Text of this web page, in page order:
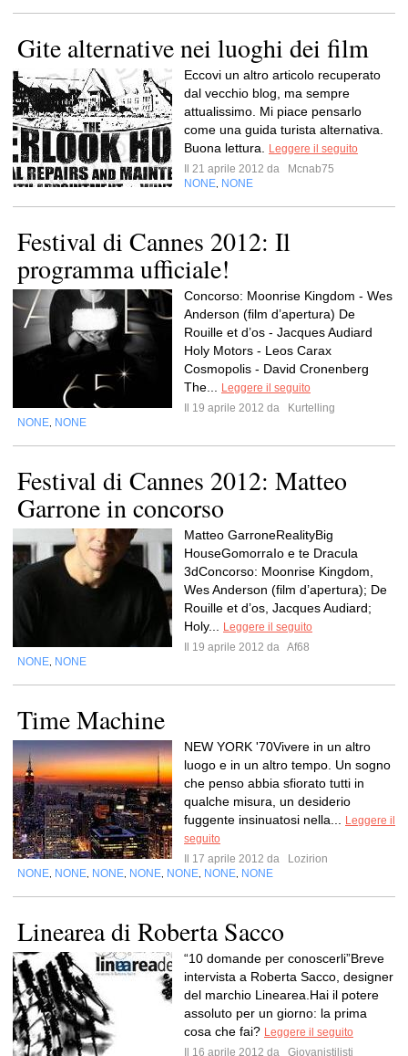
Gite alternative nei luoghi dei film
Eccovi un altro articolo recuperato
dal vecchio blog, ma sempre
attualissimo. Mi piace pensarlo
come una guida turista alternativa.
Buona lettura.
Leggere il seguito
Il 21 aprile 2012 da
Mcnab75
NONE NONE
Festival di Cannes 2012: Il
programma ufficiale!
Concorso: Moonrise Kingdom - Wes
Anderson (film d’apertura) De
Rouille et d’os - Jacques Audiard
Holy Motors - Leos Carax
Cosmopolis - David Cronenberg
The...
Leggere il seguito
Il 19 aprile 2012 da
Kurtelling
NONE NONE
Festival di Cannes 2012: Matteo
Garrone in concorso
Matteo GarroneRealityBig
HouseGomorraIo e te Dracula
3dConcorso: Moonrise Kingdom,
Wes Anderson (film d’apertura); De
Rouille et d’os, Jacques Audiard;
Holy...
Leggere il seguito
Il 19 aprile 2012 da Af68
NONE NONE
Time Machine
NEW YORK '70Vivere in un altro
luogo e in un altro tempo. Un sogno
che penso abbia sfiorato tutti in
qualche misura, un desiderio
fuggente insinuatosi nella...
Leggere il
seguito
Il 17 aprile 2012 da
Lozirion
NONE NONE NONE NONE NONE NONE NONE
Linearea di Roberta Sacco
“10 domande per conoscerli”Breve
intervista a Roberta Sacco, designer
del marchio Linearea.Hai il potere
assoluto per un giorno: la prima
cosa che fai? Leggere il seguito
Il 16 aprile 2012 da
Giovanistilisti